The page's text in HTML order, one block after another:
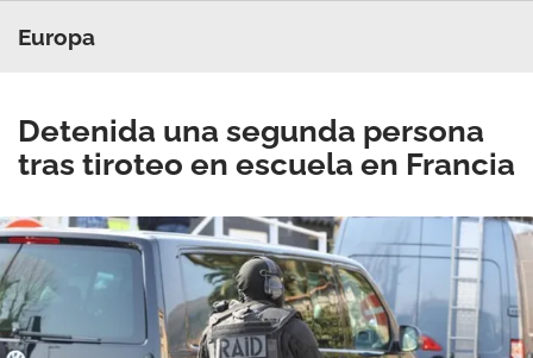
Europa
Detenida una segunda persona
tras tiroteo en escuela en Francia